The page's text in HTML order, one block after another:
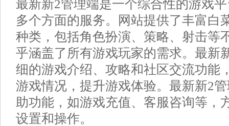
最新新2管理端是一个综合性的游戏
多个方面的服务。网站提供了丰富白
种类，包括角色扮演、策略、射击等
乎涵盖了所有游戏玩家的需求。最新
细的游戏介绍、攻略和社区交流功能
游戏情况，提升游戏体验。最新新2
助功能，如游戏充值、客服咨询等，
设置和操作。